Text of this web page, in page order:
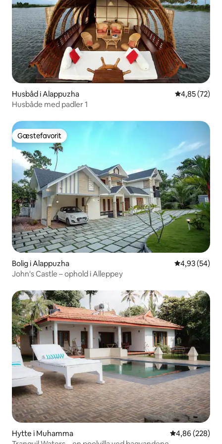
Husbåd i Alappuzha 4,85 ud af 5 i
4,85 (72)
Husbåde med padler 1
Gæstefavorit
Gæstefavorit
Bolig i Alappuzha 4,93 ud af 5 i
4,93 (54)
John's Castle – ophold i Alleppey
Hytte i Muhamma 4,86 ud af 5 i
4,86 (228)